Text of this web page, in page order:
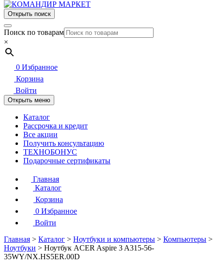
Открыть поиск
Поиск по товарам
×
0 Избранное
Корзина
Войти
Открыть меню
Каталог
Рассрочка и кредит
Все акции
Получить консультацию
ТЕХНОБОНУС
Подарочные сертификаты
Главная
Каталог
Корзина
0 Избранное
Войти
Главная > Каталог > Ноутбуки и компьютеры > Компьютеры >
Ноутбуки > Ноутбук ACER Aspire 3 A315-56-
35WY/NX.HS5ER.00D